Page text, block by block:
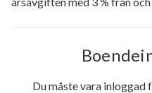
Du måste vara inloggad